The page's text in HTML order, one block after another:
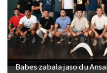
Babes zabala jaso du